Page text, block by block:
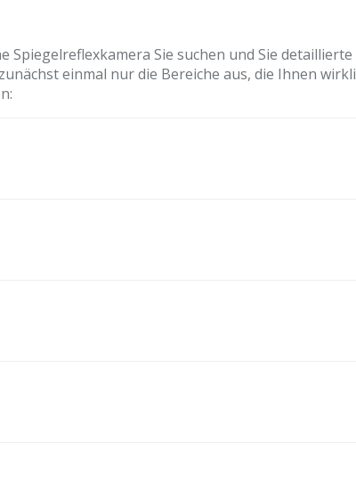
Sie suchen und Sie
einmal nur die Bereiche aus, die Ihnen